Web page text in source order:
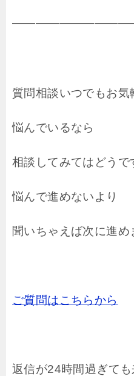
質問相談いつでもお気
悩んでいるなら
相談してみてはどうで
悩んで進めないより
聞いちゃえば次に進め
ご質問はこちらから
返信が24時間過ぎて